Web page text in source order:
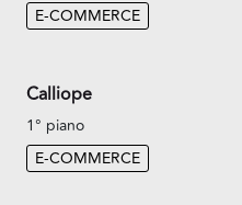
E-COMMERCE
Calliope
1° piano
E-COMMERCE